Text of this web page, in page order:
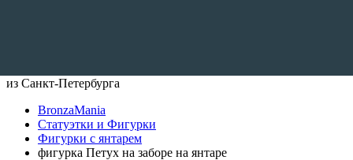
из Санкт-Петербурга
BronzaMania
Статуэтки и Фигурки
Фигурки с янтарем
фигурка Петух на заборе на янтаре